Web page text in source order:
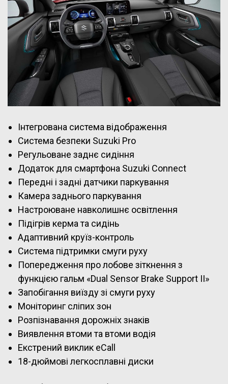
Інтегрована система відображення
Система безпеки Suzuki Pro
Регульоване заднє сидіння
Додаток для смартфона Suzuki Connect
Передні і задні датчики паркування
Камера заднього паркування
Настроюване навколишнє освітлення
Підігрів керма та сидінь
Адаптивний круїз-контроль
Система підтримки смуги руху
Попередження про лобове зіткнення з
функцією гальм «Dual Sensor Brake Support II»
Запобігання виїзду зі смуги руху
Моніторинг сліпих зон
Розпізнавання дорожніх знаків
Виявлення втоми та втоми водія
Екстрений виклик eCall
18-дюймові легкосплавні диски